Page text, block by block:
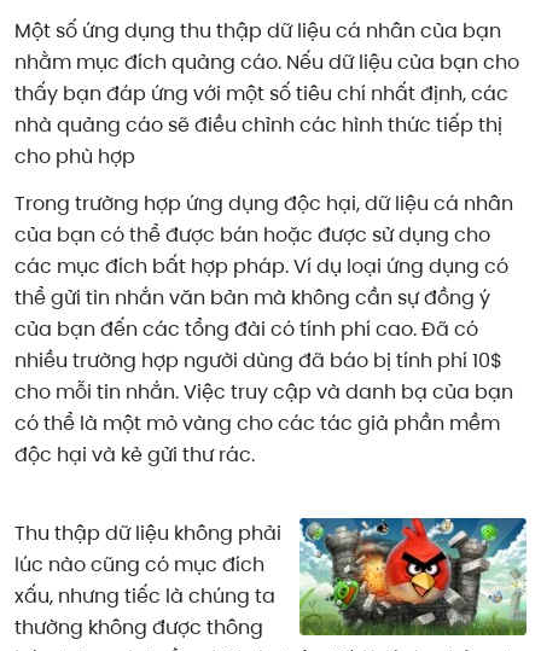
Một số ứng dụng thu thập dữ liệu cá nhân của bạn
nhằm mục đích quảng cáo. Nếu dữ liệu của bạn cho
thấy bạn đáp ứng với một số tiêu chí nhất định, các
nhà quảng cáo sẽ điều chỉnh các hình thức tiếp thị
cho phù hợp
Trong trường hợp ứng dụng độc hại, dữ liệu cá nhân
của bạn có thể được bán hoặc được sử dụng cho
các mục đích bất hợp pháp. Ví dụ loại ứng dụng có
thể gửi tin nhắn văn bản mà không cần sự đồng ý
của bạn đến các tổng đài có tính phí cao. Đã có
nhiều trường hợp người dùng đã báo bị tính phí 10$
cho mỗi tin nhắn. Việc truy cập và danh bạ của bạn
có thể là một mỏ vàng cho các tác giả phần mềm
độc hại và kẻ gửi thư rác.
Thu thập dữ liệu không phải
lúc nào cũng có mục đích
xấu, nhưng tiếc là chúng ta
thường không được thông